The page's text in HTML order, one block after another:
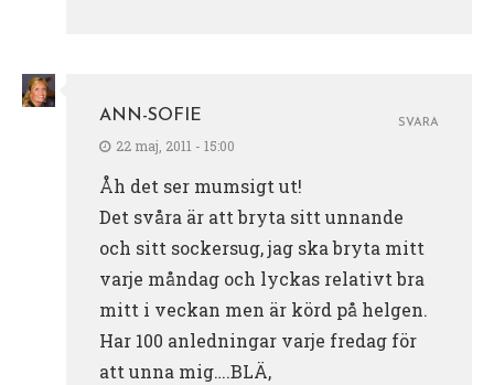
ANN-SOFIE
22 maj, 2011 - 15:00
Åh det ser mumsigt ut!
Det svåra är att bryta sitt unnande
och sitt sockersug, jag ska bryta mitt
varje måndag och lyckas relativt bra
mitt i veckan men är körd på helgen.
Har 100 anledningar varje fredag för
att unna mig….BLÄ,
SVARA